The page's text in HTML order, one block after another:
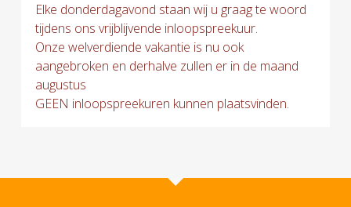
Elke donderdagavond staan wij u graag te woord
tijdens ons vrijblijvende inloopspreekuur.
Onze welverdiende vakantie is nu ook
aangebroken en derhalve zullen er in de maand
augustus
GEEN inloopspreekuren kunnen plaatsvinden.